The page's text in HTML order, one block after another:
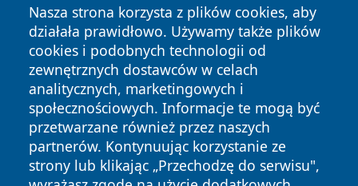
Nowy Cmentarz Żydowski - Kraków
Krok po Kroku z Walkative! Historia
miejsca
Kolejne wydarzenia
Ostatnie Artykuły
8 sierpnia 2026
Apteki w Krakowie - godziny
Nasza strona korzysta z plików cookies, aby
działała prawidłowo. Używamy także plików
cookies i podobnych technologii od
zewnętrznych dostawców w celach
analitycznych, marketingowych i
społecznościowych. Informacje te mogą być
przetwarzane również przez naszych
partnerów. Kontynuując korzystanie ze
strony lub klikając „Przechodzę do serwisu",